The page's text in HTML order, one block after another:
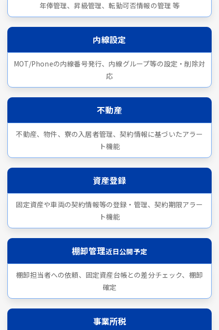
年俸管理、昇級管理、転勤可否情報の管理 等
内線設定
MOT/Phoneの内線番号発行、内線グループ等の設定・削除対
応
不動産
不動産、物件、寮の入居者管理、契約情報に基づいたアラー
ト機能
資産登録
固定資産や車両の契約情報等の登録・管理、契約期限アラー
ト機能
棚卸管理近日公開予定
棚卸担当者への依頼、固定資産台帳との差分チェック、棚卸
確定
事業所税